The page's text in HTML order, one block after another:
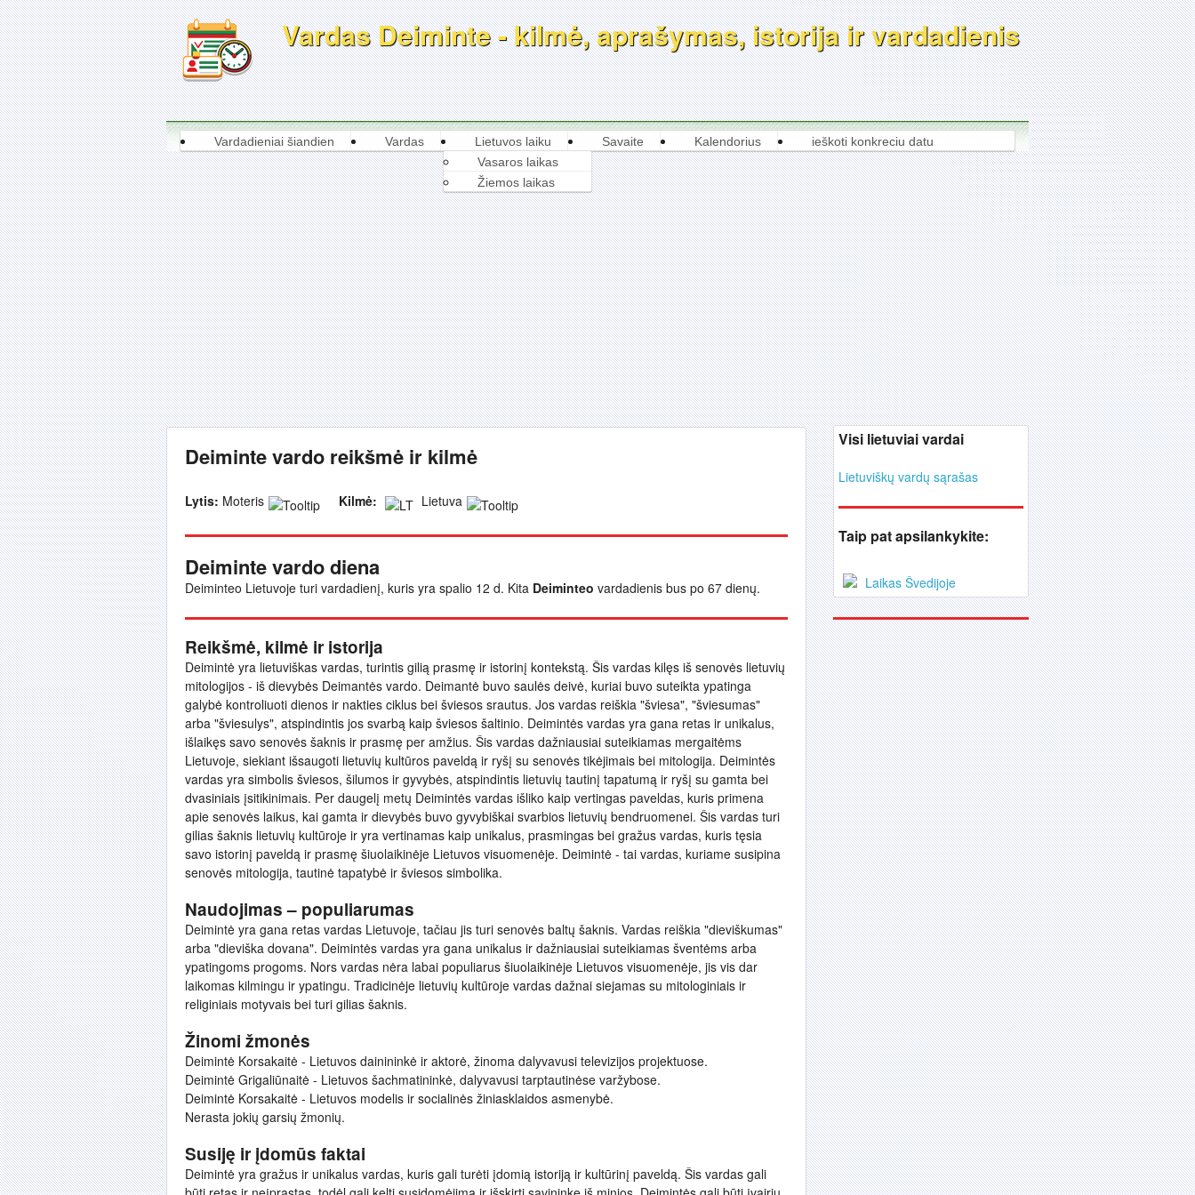
Vardas Deiminte - kilmė, aprašymas, istorija ir vardadienis
Vardadieniai šiandien Vardas
Lietuvos laiku
Vasaros laikas
Žiemos laikas
Savaite Kalendorius ieškoti konkreciu datu
Deiminte vardo reikšmė ir kilmė
Lytis: Moteris Kilmė: Lietuva
Deiminte vardo diena
Deiminteo Lietuvoje turi vardadienį, kuris yra spalio 12 d. Kita Deiminteo vardadienis bus po 67 dienų.
Reikšmė, kilmė ir istorija
Deimintė yra lietuviškas vardas, turintis gilią prasmę ir istorinį kontekstą. Šis vardas kilęs iš senovės lietuvių
mitologijos - iš dievybės Deimantės vardo. Deimantė buvo saulės deivė, kuriai buvo suteikta ypatinga
galybė kontroliuoti dienos ir nakties ciklus bei šviesos srautus. Jos vardas reiškia "šviesa", "šviesumas"
arba "šviesulys", atspindintis jos svarbą kaip šviesos šaltinio. Deimintės vardas yra gana retas ir unikalus,
išlaikęs savo senovės šaknis ir prasmę per amžius. Šis vardas dažniausiai suteikiamas mergaitėms
Lietuvoje, siekiant išsaugoti lietuvių kultūros paveldą ir ryšį su senovės tikėjimais bei mitologija. Deimintės
vardas yra simbolis šviesos, šilumos ir gyvybės, atspindintis lietuvių tautinį tapatumą ir ryšį su gamta bei
dvasiniais įsitikinimais. Per daugelį metų Deimintės vardas išliko kaip vertingas paveldas, kuris primena
apie senovės laikus, kai gamta ir dievybės buvo gyvybiškai svarbios lietuvių bendruomenei. Šis vardas turi
gilias šaknis lietuvių kultūroje ir yra vertinamas kaip unikalus, prasmingas bei gražus vardas, kuris tęsia
savo istorinį paveldą ir prasmę šiuolaikinėje Lietuvos visuomenėje. Deimintė - tai vardas, kuriame susipina
senovės mitologija, tautinė tapatybė ir šviesos simbolika.
Naudojimas – populiarumas
Deimintė yra gana retas vardas Lietuvoje, tačiau jis turi senovės baltų šaknis. Vardas reiškia "dieviškumas"
arba "dieviška dovana". Deimintės vardas yra gana unikalus ir dažniausiai suteikiamas šventėms arba
ypatingoms progoms. Nors vardas nėra labai populiarus šiuolaikinėje Lietuvos visuomenėje, jis vis dar
laikomas kilmingu ir ypatingu. Tradicinėje lietuvių kultūroje vardas dažnai siejamas su mitologiniais ir
religiniais motyvais bei turi gilias šaknis.
Žinomi žmonės
Deimintė Korsakaitė - Lietuvos dainininkė ir aktorė, žinoma dalyvavusi televizijos projektuose.
Deimintė Grigaliūnaitė - Lietuvos šachmatininkė, dalyvavusi tarptautinėse varžybose.
Deimintė Korsakaitė - Lietuvos modelis ir socialinės žiniasklaidos asmenybė.
Nerasta jokių garsių žmonių.
Susiję ir įdomūs faktai
Deimintė yra gražus ir unikalus vardas, kuris gali turėti įdomią istoriją ir kultūrinį paveldą. Šis vardas gali
Visi lietuviai vardai
Lietuviškų vardų sąrašas
Taip pat apsilankykite:
Laikas Švedijoje